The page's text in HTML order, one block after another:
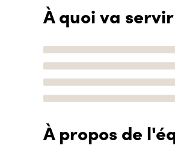
À quoi va
À propos de